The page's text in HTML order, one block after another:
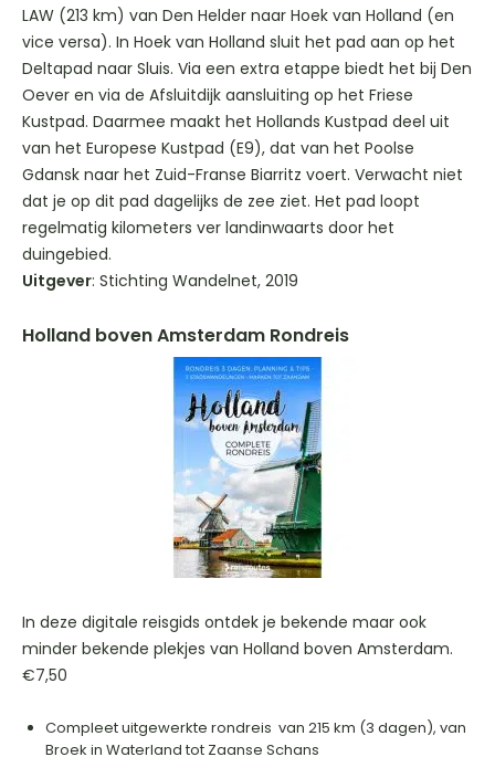
LAW (213 km) van Den Helder naar Hoek van Holland (en
vice versa). In Hoek van Holland sluit het pad aan op het
Deltapad naar Sluis. Via een extra etappe biedt het bij Den
Oever en via de Afsluitdijk aansluiting op het Friese
Kustpad. Daarmee maakt het Hollands Kustpad deel uit
van het Europese Kustpad (E9), dat van het Poolse
Gdansk naar het Zuid-Franse Biarritz voert. Verwacht niet
dat je op dit pad dagelijks de zee ziet. Het pad loopt
regelmatig kilometers ver landinwaarts door het
duingebied.
Uitgever: Stichting Wandelnet, 2019
Holland boven Amsterdam Rondreis
In deze digitale reisgids ontdek je bekende maar ook
minder bekende plekjes van Holland boven Amsterdam.
€7,50
Compleet uitgewerkte rondreis van 215 km (3 dagen), van
Broek in Waterland tot Zaanse Schans